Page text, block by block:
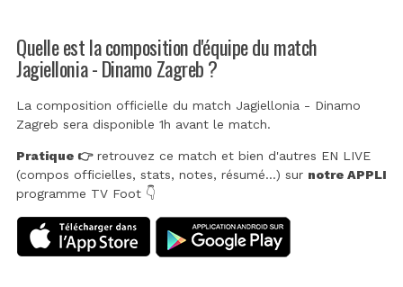
Quelle est la composition d'équipe du match
Jagiellonia - Dinamo Zagreb ?
La composition officielle du match Jagiellonia - Dinamo
Zagreb sera disponible 1h avant le match.
Pratique 👉retrouvez ce match et bien d'autres EN LIVE
(compos officielles, stats, notes, résumé...) sur notre APPLI
programme TV Foot 👇